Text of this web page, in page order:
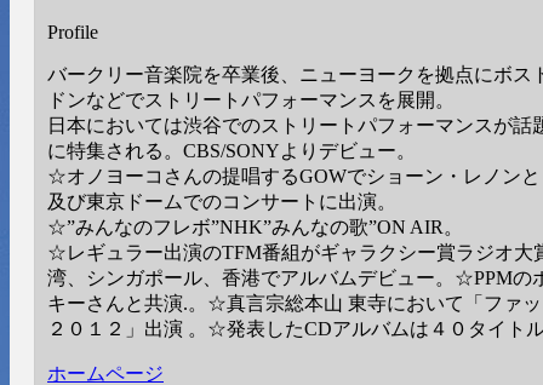
Profile
バークリー音楽院を卒業後、ニューヨークを拠点にボス
ドンなどでストリートパフォーマンスを展開。
日本においては渋谷でのストリートパフォーマンスが話
に特集される。CBS/SONYよりデビュー。
☆オノヨーコさんの提唱するGOWでショーン・レノン
及び東京ドームでのコンサートに出演。
☆”みんなのフレボ”NHK”みんなの歌”ON AIR。
☆レギュラー出演のTFM番組がギャラクシー賞ラジオ
湾、シンガポール、香港でアルバムデビュー。☆PPMの
キーさんと共演.。☆真言宗総本山 東寺において「ファ
２０１２」出演 。☆発表したCDアルバムは４０タイト
ホームページ